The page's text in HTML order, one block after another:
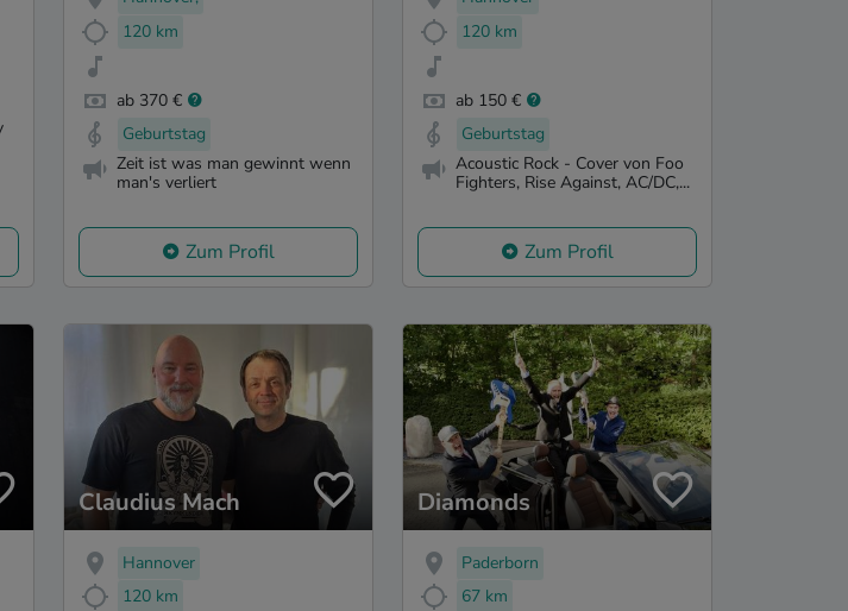
120 km
ab 370 €
Geburtstag
Zeit ist was man gewinnt wenn
man's verliert
Zum Profil
120 km
ab 150 €
Geburtstag
Acoustic Rock - Cover von Foo
Fighters, Rise Against, AC/DC,...
Zum Profil
Claudius Mach
Hannover
120 km
Diamonds
Paderborn
67 km